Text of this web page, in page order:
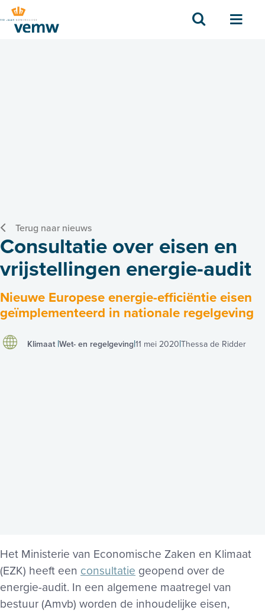
Zoek
Terug naar nieuws
Consultatie over eisen en
vrijstellingen energie-audit
Nieuwe Europese energie-efficiëntie eisen
geïmplementeerd in nationale regelgeving
Klimaat Wet- en regelgeving 11 mei 2020 Thessa de Ridder
Het Ministerie van Economische Zaken en Klimaat
(EZK) heeft een consultatie geopend over de
energie-audit. In een algemene maatregel van
bestuur (Amvb) worden de inhoudelijke eisen,